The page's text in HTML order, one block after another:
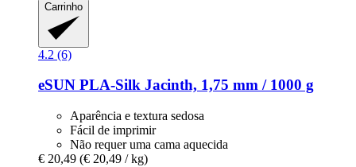
Carrinho
4.2 (6)
eSUN PLA-​Silk Jacinth, 1,75 mm / 1000 g
Aparência e textura sedosa
Fácil de imprimir
Não requer uma cama aquecida
€ 20,49 (€ 20,49 / kg)